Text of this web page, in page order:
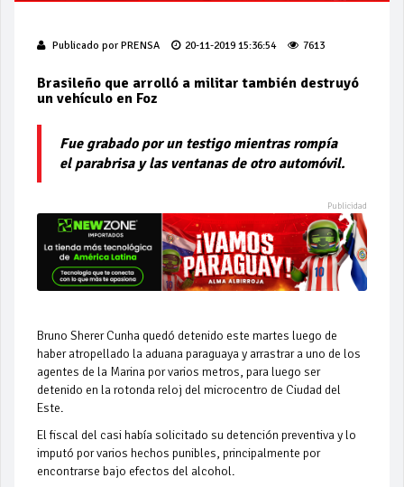
Publicado por PRENSA 20-11-2019 15:36:54 7613
Brasileño que arrolló a militar también destruyó
un vehículo en Foz
Fue grabado por un testigo mientras rompía
el parabrisa y las ventanas de otro automóvil.
Bruno Sherer Cunha quedó detenido este martes luego de
haber atropellado la aduana paraguaya y arrastrar a uno de los
agentes de la Marina por varios metros, para luego ser
detenido en la rotonda reloj del microcentro de Ciudad del
Este.
El fiscal del casi había solicitado su detención preventiva y lo
imputó por varios hechos punibles, principalmente por
encontrarse bajo efectos del alcohol.